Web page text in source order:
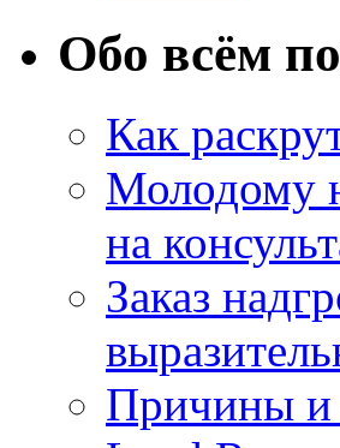
Обо всём
Как
Молодому
на
Заказ
Причины и